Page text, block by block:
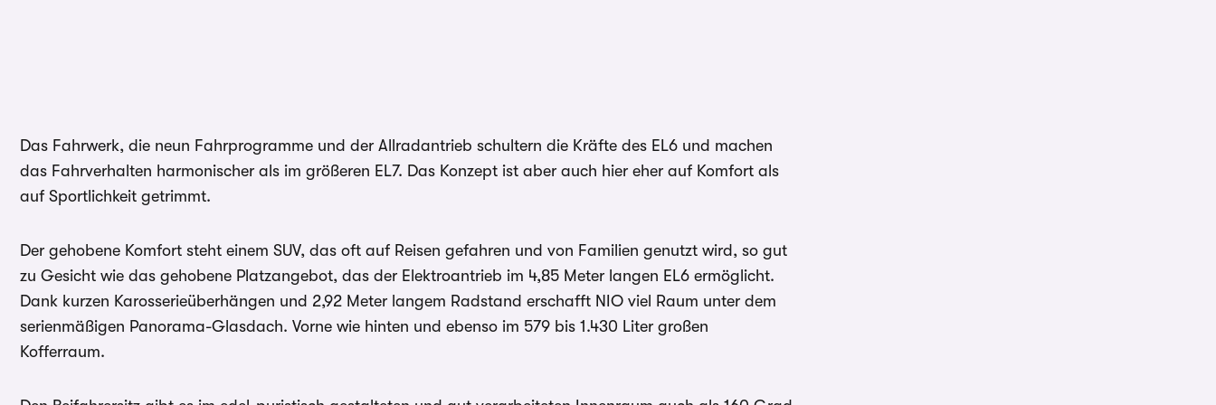
Das Fahrwerk, die neun Fahrprogramme und der Allradantrieb schultern die Kräfte des EL6 und machen
das Fahrverhalten harmonischer als im größeren EL7. Das Konzept ist aber auch hier eher auf Komfort als
auf Sportlichkeit getrimmt.
Der gehobene Komfort steht einem SUV, das oft auf Reisen gefahren und von Familien genutzt wird, so gut
zu Gesicht wie das gehobene Platzangebot, das der Elektroantrieb im 4,85 Meter langen EL6 ermöglicht.
Dank kurzen Karosserieüberhängen und 2,92 Meter langem Radstand erschafft NIO viel Raum unter dem
serienmäßigen Panorama-Glasdach. Vorne wie hinten und ebenso im 579 bis 1.430 Liter großen
Kofferraum.